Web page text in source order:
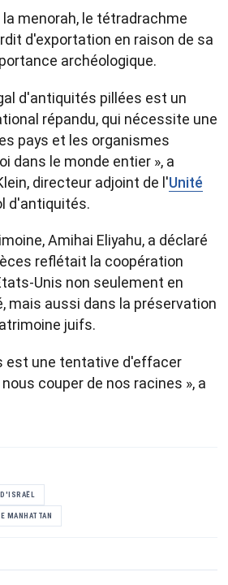
menorah, le tétradrachme
d'exportation en raison de sa
archéologique.
d'antiquités pillées est un
répandu, qui nécessite une
pays et les organismes
dans le monde entier », a
directeur adjoint de l'Unité
d'antiquités.
Amihai Eliyahu, a déclaré
reflétait la coopération
Unis non seulement en
mais aussi dans la préservation
juifs.
est une tentative d'effacer
couper de nos racines », a
MANHATTAN